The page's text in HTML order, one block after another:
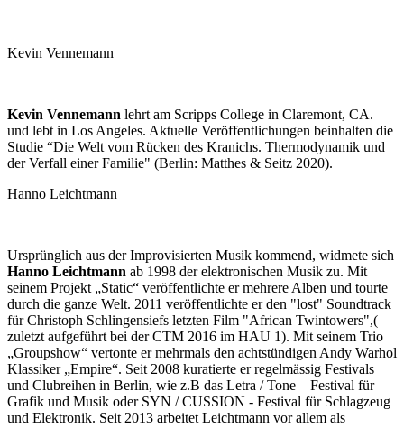
Kevin Vennemann
Kevin Vennemann lehrt am Scripps College in Claremont, CA.
und lebt in Los Angeles. Aktuelle Veröffentlichungen beinhalten die
Studie “Die Welt vom Rücken des Kranichs. Thermodynamik und
der Verfall einer Familie" (Berlin: Matthes & Seitz 2020).
Hanno Leichtmann
Ursprünglich aus der Improvisierten Musik kommend, widmete sich
Hanno Leichtmann ab 1998 der elektronischen Musik zu. Mit
seinem Projekt „Static“ veröffentlichte er mehrere Alben und tourte
durch die ganze Welt. 2011 veröffentlichte er den "lost" Soundtrack
für Christoph Schlingensiefs letzten Film "African Twintowers",(
zuletzt aufgeführt bei der CTM 2016 im HAU 1). Mit seinem Trio
„Groupshow“ vertonte er mehrmals den achtstündigen Andy Warhol
Klassiker „Empire“. Seit 2008 kuratierte er regelmässig Festivals
und Clubreihen in Berlin, wie z.B das Letra / Tone – Festival für
Grafik und Musik oder SYN / CUSSION - Festival für Schlagzeug
und Elektronik. Seit 2013 arbeitet Leichtmann vor allem als